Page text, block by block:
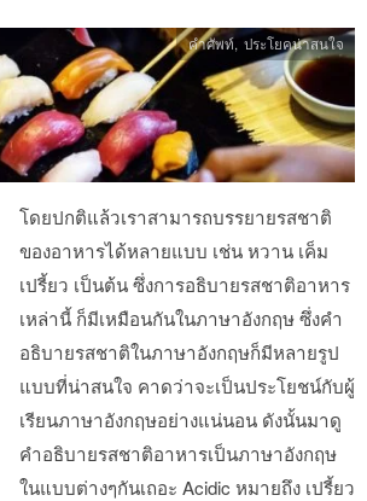
โดยปกติแล้วเราสามารถบรรยายรสชาติ
ของอาหารได้หลายแบบ เช่น หวาน เค็ม
เปรี้ยว เป็นต้น ซึ่งการอธิบายรสชาติอาหาร
เหล่านี้ ก็มีเหมือนกันในภาษาอังกฤษ ซึ่งคำ
อธิบายรสชาติในภาษาอังกฤษก็มีหลายรูป
แบบที่น่าสนใจ คาดว่าจะเป็นประโยชน์กับผู้
เรียนภาษาอังกฤษอย่างแน่นอน ดังนั้นมาดู
คำอธิบายรสชาติอาหารเป็นภาษาอังกฤษ
ในแบบต่างๆกันเถอะ Acidic หมายถึง เปรี้ยว
คำศัพท์, ประโยคน่าสนใจ